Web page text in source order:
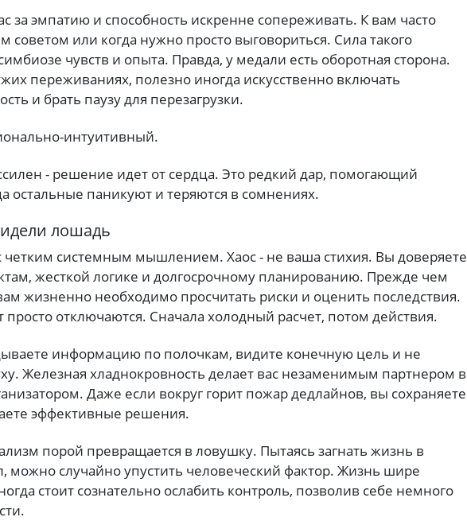
за эмпатию и способность искренне сопереживать. К вам часто
советом или когда нужно просто выговориться. Сила такого
чувств и опыта. Правда, у медали есть оборотная сторона.
переживаниях, полезно иногда искусственно включать
и брать паузу для перезагрузки.
интуитивный.
- решение идет от сердца. Это редкий дар, помогающий
остальные паникуют и теряются в сомнениях.
лошадь
четким системным мышлением. Хаос - не ваша стихия. Вы доверяете
жесткой логике и долгосрочному планированию. Прежде чем
жизненно необходимо просчитать риски и оценить последствия.
отключаются. Сначала холодный расчет, потом действия.
информацию по полочкам, видите конечную цель и не
Железная хладнокровность делает вас незаменимым партнером в
Даже если вокруг горит пожар дедлайнов, вы сохраняете
эффективные решения.
порой превращается в ловушку. Пытаясь загнать жизнь в
можно случайно упустить человеческий фактор. Жизнь шире
стоит сознательно ослабить контроль, позволив себе немного